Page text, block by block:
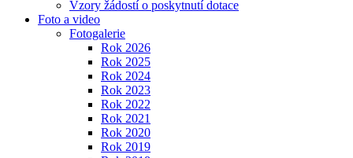
Vzory žádostí o poskytnutí dotace
Foto a video
Fotogalerie
Rok 2026
Rok 2025
Rok 2024
Rok 2023
Rok 2022
Rok 2021
Rok 2020
Rok 2019